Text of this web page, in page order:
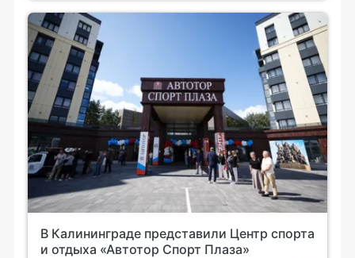
В Калининграде представили Центр спорта
и отдыха «Автотор Спорт Плаза»